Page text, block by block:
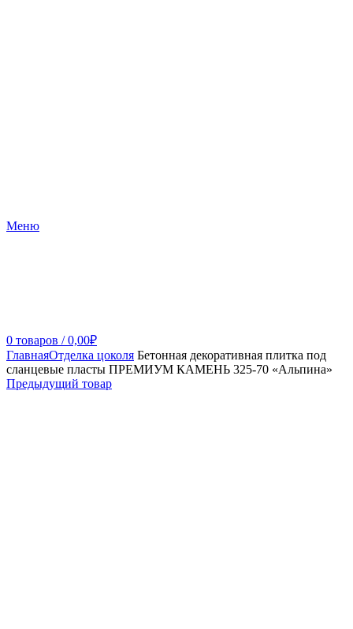
Меню
0 товаров / 0,00₽
ГлавнаяОтделка цоколя Бетонная декоративная плитка под
сланцевые пласты ПРЕМИУМ КАМЕНЬ 325-70 «Альпина»
Предыдущий товар